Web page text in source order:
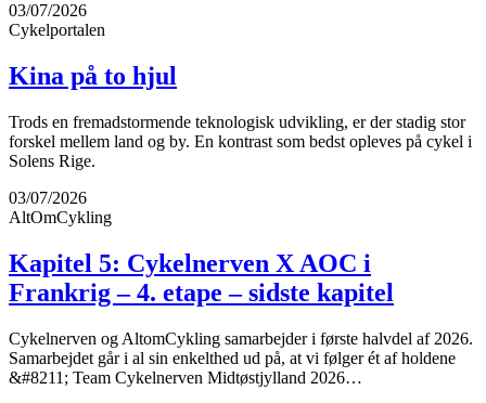
03/07/2026
Cykelportalen
Kina på to hjul
Trods en fremadstormende teknologisk udvikling, er der stadig stor
forskel mellem land og by. En kontrast som bedst opleves på cykel i
Solens Rige.
03/07/2026
AltOmCykling
Kapitel 5: Cykelnerven X AOC i
Frankrig – 4. etape – sidste kapitel
Cykelnerven og AltomCykling samarbejder i første halvdel af 2026.
Samarbejdet går i al sin enkelthed ud på, at vi følger ét af holdene
&#8211; Team Cykelnerven Midtøstjylland 2026…